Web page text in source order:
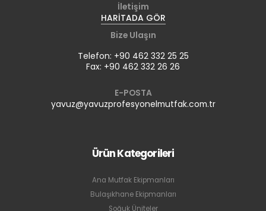
İletişim
HARİTADA GÖR
Bize Ulaşın
Telefon: +90 462 332 25 25
Fax: +90 462 332 26 26
E-POSTA
yavuz@yavuzprofesyonelmutfak.com.tr
Ürün Kategorileri
Ana Mutfak Ekipmanları
Bulaşıkhane Ekipmanları
Soğuk Üniteler